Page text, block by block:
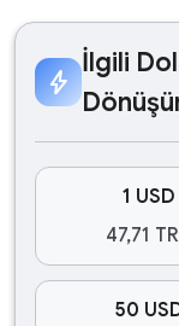
bolt
İlgili
1 USD
47,71
50